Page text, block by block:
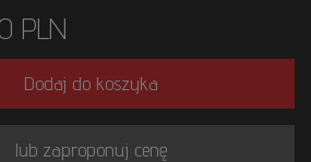
PLN
Dodaj do koszyka
lub zaproponuj cenę